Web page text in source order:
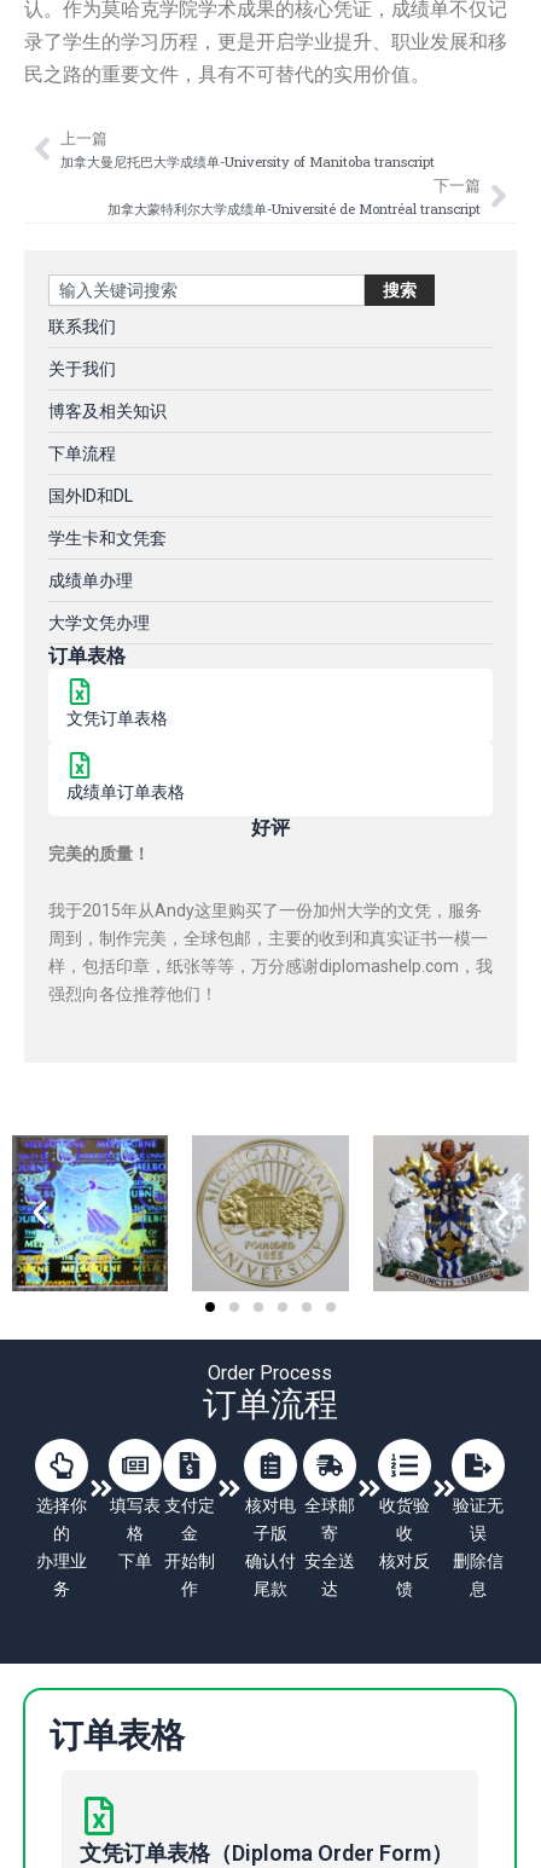
认。作为莫哈克学院学术成果的核心凭证，成绩单不仅记
录了学生的学习历程，更是开启学业提升、职业发展和移
民之路的重要文件，具有不可替代的实用价值。
Prev
上一篇
加拿大曼尼托巴大学成绩单-University of Manitoba transcript
下一篇
加拿大蒙特利尔大学成绩单-Université de Montréal transcript
Search 搜索
联系我们
关于我们
博客及相关知识
下单流程
国外ID和DL
学生卡和文凭套
成绩单办理
大学文凭办理
订单表格
文凭订单表格
成绩单订单表格
好评
完美的质量！
我于2015年从Andy这里购买了一份加州大学的文凭，服务
周到，制作完美，全球包邮，主要的收到和真实证书一模一
样，包括印章，纸张等等，万分感谢diplomashelp.com，我
强烈向各位推荐他们！
Order Process
订单流程
选择你
的
办理业
务
填写表
格
下单
支付定
金
开始制
作
核对电
子版
确认付
尾款
全球邮
寄
安全送
达
收货验
收
核对反
馈
验证无
误
删除信
息
订单表格
文凭订单表格（Diploma Order Form）